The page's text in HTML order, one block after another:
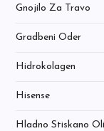
Gnojilo Za Travo
Gradbeni Oder
Hidrokolagen
Hisense
Hladno Stiskano